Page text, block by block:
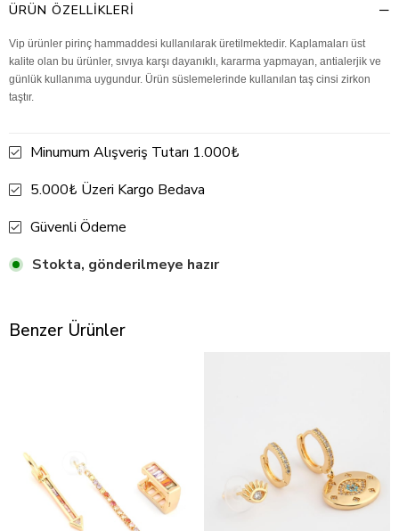
ÜRÜN ÖZELLIKLERI
Vip ürünler pirinç hammaddesi kullanılarak üretilmektedir. Kaplamaları üst
kalite olan bu ürünler, sıvıya karşı dayanıklı, kararma yapmayan, antialerjik ve
günlük kullanıma uygundur. Ürün süslemelerinde kullanılan taş cinsi zirkon
taştır.
Minumum Alışveriş Tutarı 1.000₺
5.000₺ Üzeri Kargo Bedava
Güvenli Ödeme
Stokta, gönderilmeye hazır
Benzer Ürünler